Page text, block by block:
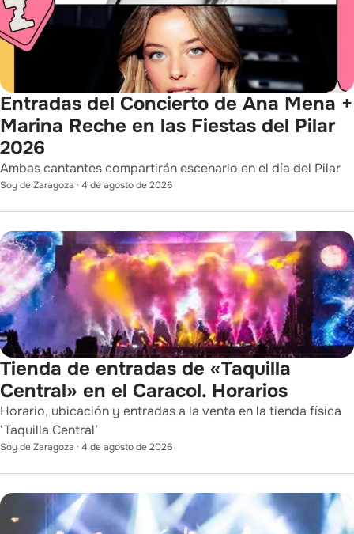
Entradas del Concierto de Ana Mena +
Marina Reche en las Fiestas del Pilar
2026
Ambas cantantes compartirán escenario en el día del Pilar
Soy de Zaragoza · 4 de agosto de 2026
Tienda de entradas de «Taquilla
Central» en el Caracol. Horarios
Horario, ubicación y entradas a la venta en la tienda física
‘Taquilla Central’
Soy de Zaragoza · 4 de agosto de 2026